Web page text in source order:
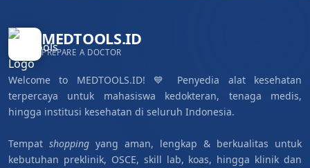
MEDTOOLS.ID
PREPARE A DOCTOR
Welcome to MEDTOOLS.ID! 💙 Penyedia alat kesehatan
terpercaya untuk mahasiswa kedokteran, tenaga medis,
hingga institusi kesehatan di seluruh Indonesia.
Tempat shopping yang aman, lengkap & berkualitas untuk
kebutuhan preklinik, OSCE, skill lab, koas, hingga klinik dan